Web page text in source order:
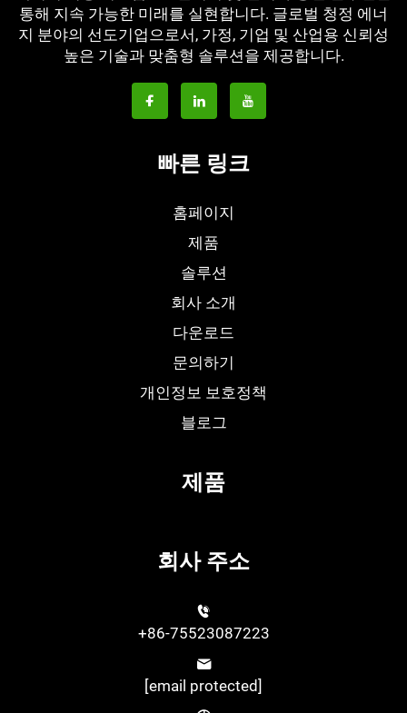
통해 지속 가능한 미래를 실현합니다. 글로벌 청정 에너
지 분야의 선도기업으로서, 가정, 기업 및 산업용 신뢰성
높은 기술과 맞춤형 솔루션을 제공합니다.
빠른 링크
홈페이지
제품
솔루션
회사 소개
다운로드
문의하기
개인정보 보호정책
블로그
제품
회사 주소
+86-75523087223
[email protected]